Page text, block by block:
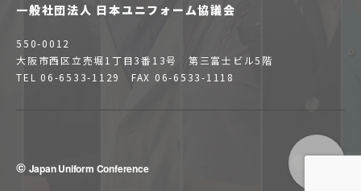
一般社団法人 日本ユニフォーム協議会
550-0012
大阪市西区立売堀1丁目3番13号 第三富士ビル5階
TEL 06-6533-1129 FAX 06-6533-1118
© Japan Uniform Conference